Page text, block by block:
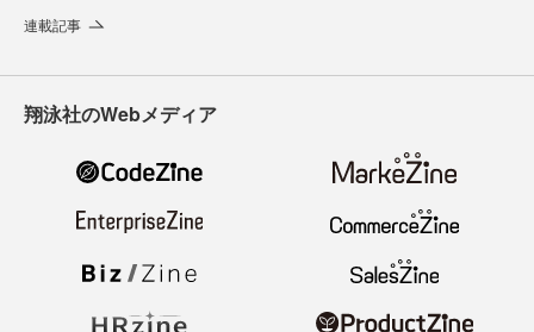
連載記事
翔泳社のWebメディア